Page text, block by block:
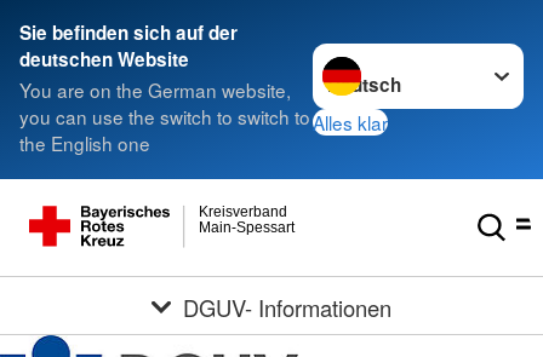
Sie befinden sich auf der
deutschen Website
You are on the German website,
you can use the switch to switch to
the English one
Sprache wechseln zu
Alles klar
Main-Spessart
Kreisverband
DGUV- Informationen